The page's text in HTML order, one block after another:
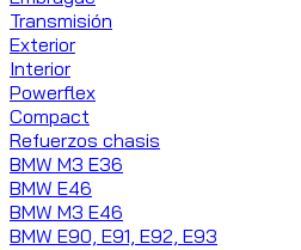
Transmisión
Exterior
Interior
Powerflex
Compact
Refuerzos chasis
BMW M3 E36
BMW E46
BMW M3 E46
BMW E90, E91, E92, E93